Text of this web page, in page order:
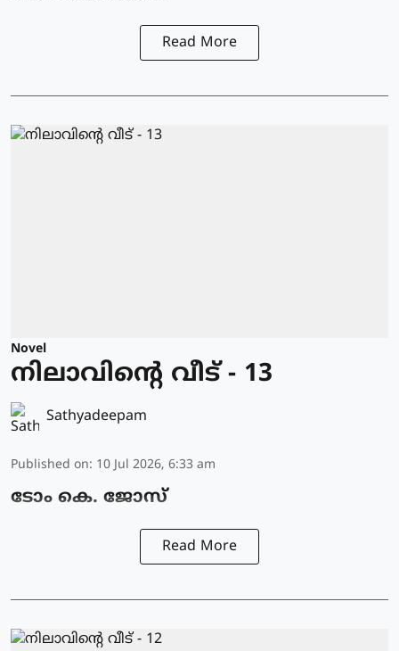
Read More
Novel
നിലാവിന്റെ വീട് - 13
Sathyadeepam
Published on: 10 Jul 2026, 6:33 am
ടോം കെ. ജോസ്
Read More